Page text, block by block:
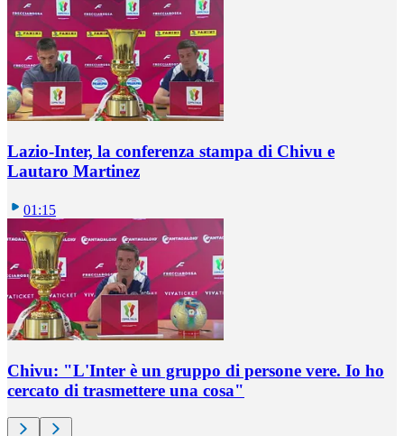
Lazio-Inter, la conferenza stampa di Chivu e
Lautaro Martinez
01:15
Chivu: "L'Inter è un gruppo di persone vere. Io ho
cercato di trasmettere una cosa"